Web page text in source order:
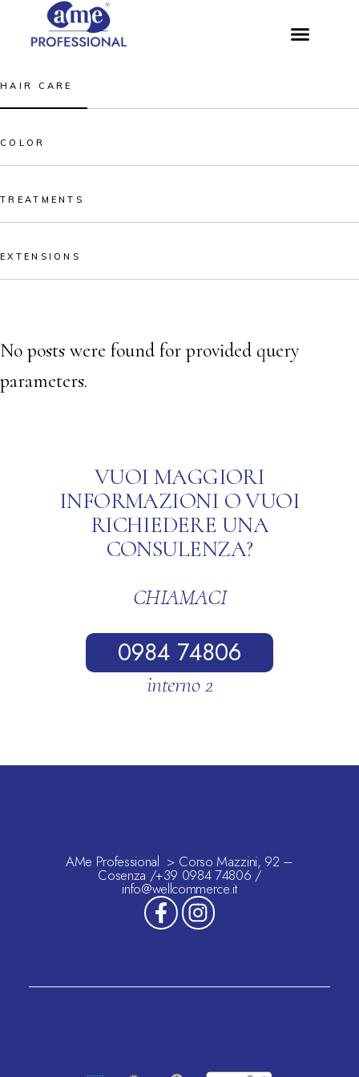
HAIR CARE
COLOR
TREATMENTS
EXTENSIONS
No posts were found for provided query
parameters.
VUOI MAGGIORI
INFORMAZIONI O VUOI
RICHIEDERE UNA
CONSULENZA?
CHIAMACI
0984 74806
interno 2
AMe Professional > Corso Mazzini, 92 –
Cosenza /+39 0984 74806 /
info@wellcommerce.it